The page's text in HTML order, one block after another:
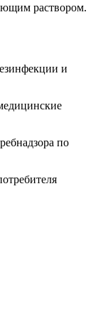
раствором.
и
по